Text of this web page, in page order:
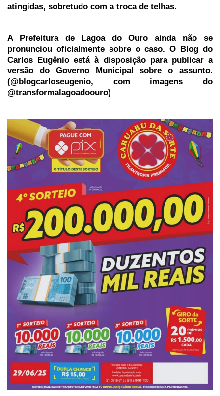
atingidas, sobretudo com a troca de telhas.
A Prefeitura de Lagoa do Ouro ainda não se
pronunciou oficialmente sobre o caso. O Blog do
Carlos Eugênio está à disposição para publicar a
versão do Governo Municipal sobre o assunto.
(@blogcarloseugenio, com imagens do
@transformalagoadoouro)